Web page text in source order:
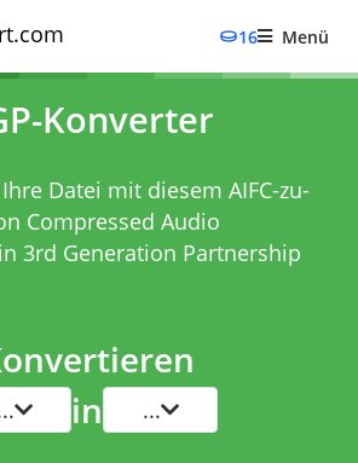
16 Menü
Konverter
Datei mit diesem AIFC-zu-
Compressed Audio
3rd Generation Partnership
in ...